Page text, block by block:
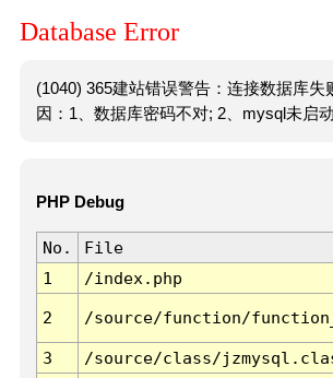
Database Error
(1040) 365建站错误警告：连接数据库失
因：1、数据库密码不对; 2、mysql未启动
PHP Debug
No. File
1
/index.php
2 /source/function/
3 /source/class/